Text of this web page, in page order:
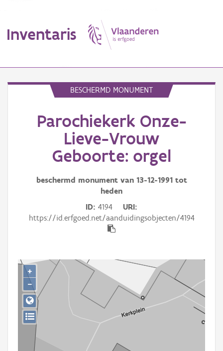
Inventaris
Erfgoedobject
Hergebruik
Aanmelden
BESCHERMD MONUMENT
Parochiekerk Onze-
Lieve-Vrouw
Geboorte: orgel
beschermd monument van 13-12-1991tot
heden
ID 4194
URI
https://id.erfgoed.net/aanduidingsobjecten/4194
+
−